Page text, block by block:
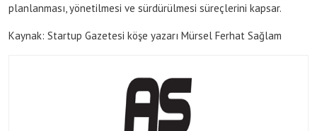
planlanması, yönetilmesi ve sürdürülmesi süreçlerini kapsar.
Kaynak: Startup Gazetesi köşe yazarı Mürsel Ferhat Sağlam